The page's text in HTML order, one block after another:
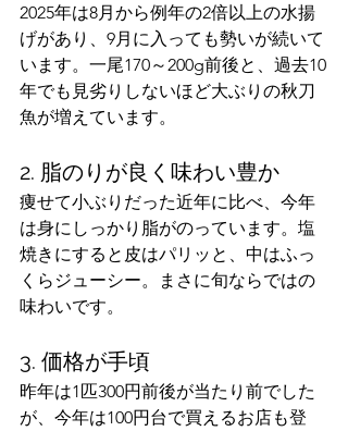
2025年は8月から例年の2倍以上の水揚
げがあり、9月に入っても勢いが続いて
います。一尾170～200g前後と、過去10
年でも見劣りしないほど大ぶりの秋刀
魚が増えています。
2. 脂のりが良く味わい豊か
痩せて小ぶりだった近年に比べ、今年
は身にしっかり脂がのっています。塩
焼きにすると皮はパリッと、中はふっ
くらジューシー。まさに旬ならではの
味わいです。
3. 価格が手頃
昨年は1匹300円前後が当たり前でした
が、今年は100円台で買えるお店も登